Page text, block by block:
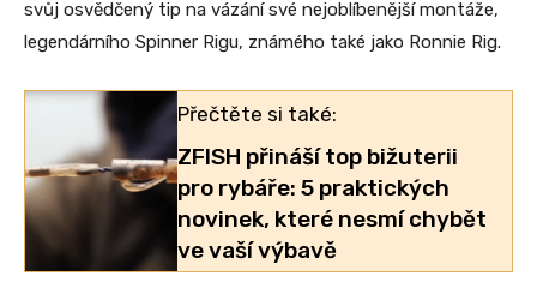
svůj osvědčený tip na vázání své nejoblíbenější montáže,
legendárního Spinner Rigu, známého také jako Ronnie Rig.
Přečtěte si také:
ZFISH přináší top bižuterii
pro rybáře: 5 praktických
novinek, které nesmí chybět
ve vaší výbavě